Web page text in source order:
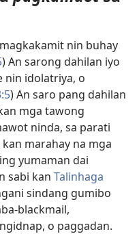
nin buhay
) An sarong dahilan iyo
nin idolatriya, o
) An saro pang dahilan
mga tawong
ninda, sa parati
marahay na mga
yumaman dai
sabi kan Talinhaga
sindang gumibo
blackmail,
o paggadan.